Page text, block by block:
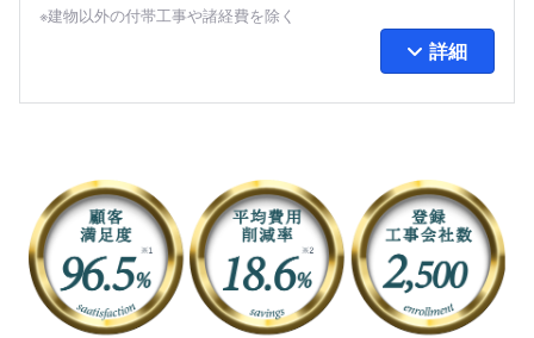
※建物以外の付帯工事や諸経費を除く
詳細